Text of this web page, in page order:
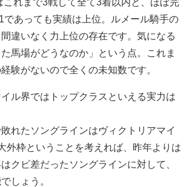
であっても実績は上位。ルメール騎手の
違いなく力上位の存在です。気になる
馬場がどうなのか」という点。これま
験がないので全くの未知数です。
ル界ではトップクラスといえる実力は
れたソングラインはヴィクトリアマイ
外枠ということを考えれば、昨年よりは
クビ差だったソングラインに対して、
しょう。